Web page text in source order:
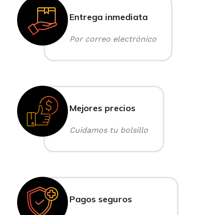
Entrega inmediata
Por correo electrónico
Mejores precios
Cuidamos tu bolsillo
Pagos seguros